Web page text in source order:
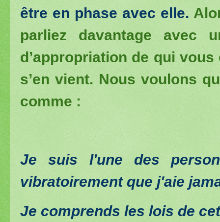
être en phase avec elle.
parliez davantage avec
d’appropriation de qui
s’en vient. Nous voulons
comme :
Je suis l'une des
vibratoirement que j'aie
Je comprends les lois de